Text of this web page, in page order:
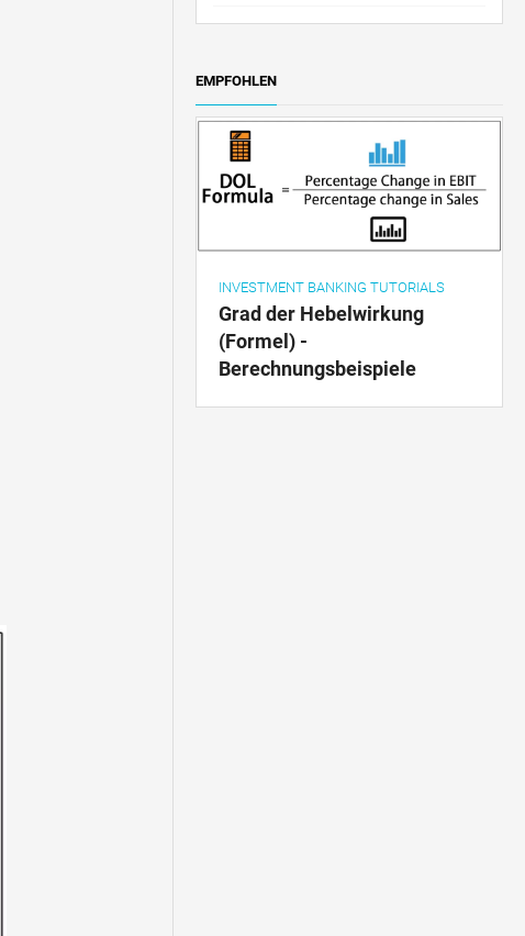
EMPFOHLEN
INVESTMENT BANKING TUTORIALS
Grad der Hebelwirkung
(Formel) -
Berechnungsbeispiele